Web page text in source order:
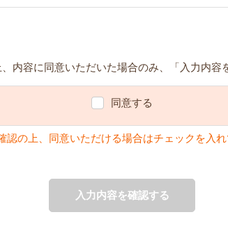
内容に同意いただいた場合のみ、「入力内容
同意する
認の上、同意いただける場合はチェックを入れ
入力内容を確認する